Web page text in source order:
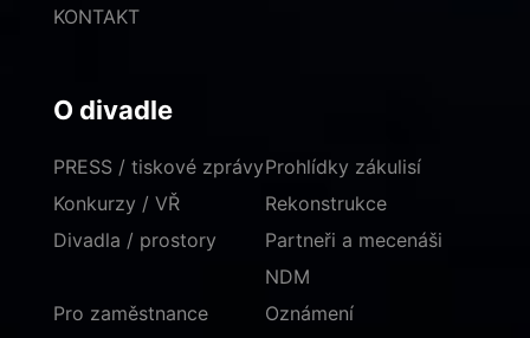
KONTAKT
O divadle
PRESS / tiskové zprávy
Konkurzy / VŘ
Divadla / prostory
Prohlídky zákulisí
Rekonstrukce
Partneři a mecenáši
NDM
Pro zaměstnance
Oznámení